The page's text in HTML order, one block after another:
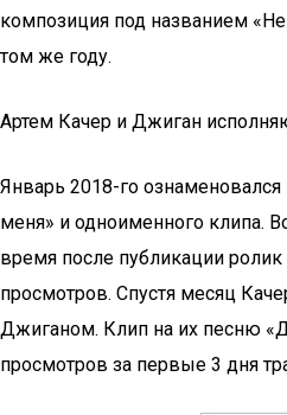
композиция под названием
том же году.
Артем Качер и Джиган
Январь 2018-го
меня» и одноименного клипа.
время после публикации
просмотров. Спустя месяц
Джиганом. Клип на их песню
просмотров за первые 3 дня